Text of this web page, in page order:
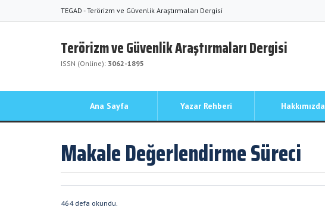
TEGAD - Terörizm ve Güvenlik Araştırmaları Dergisi
Terörizm ve Güvenlik Araştırmaları Dergisi
ISSN (Online): 3062-1895
Ana Sayfa Yazar Rehberi Hakkımızda
Makale Değerlendirme Süreci
464 defa okundu.